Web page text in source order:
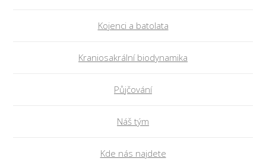
Kojenci a batolata
Kraniosakrální biodynamika
Půjčování
Náš tým
Kde nás najdete